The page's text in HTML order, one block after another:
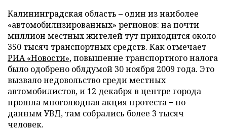
Калининградская область – один из наиболее
«автомобилизированных» регионов: на почти
миллион местных жителей тут приходится около
350 тысяч транспортных средств. Как отмечает
РИА «Новости», повышение транспортного налога
было одобрено облдумой 30 ноября 2009 года. Это
вызвало недовольство среди местных
автомобилистов, и 12 декабря в центре города
прошла многолюдная акция протеста − по
данным УВД, там собрались более 3 тысяч
человек.